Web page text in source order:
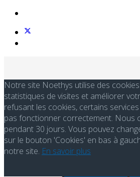
Notre site Noethys utilise des
statistiques de visites et améliorer
refusant les cookies, certains
pas fonctionner correctement. Nous
pendant 30 jours. Vous pouvez
sur le bouton 'Cookies' en bas à
notre site. En savoir plus